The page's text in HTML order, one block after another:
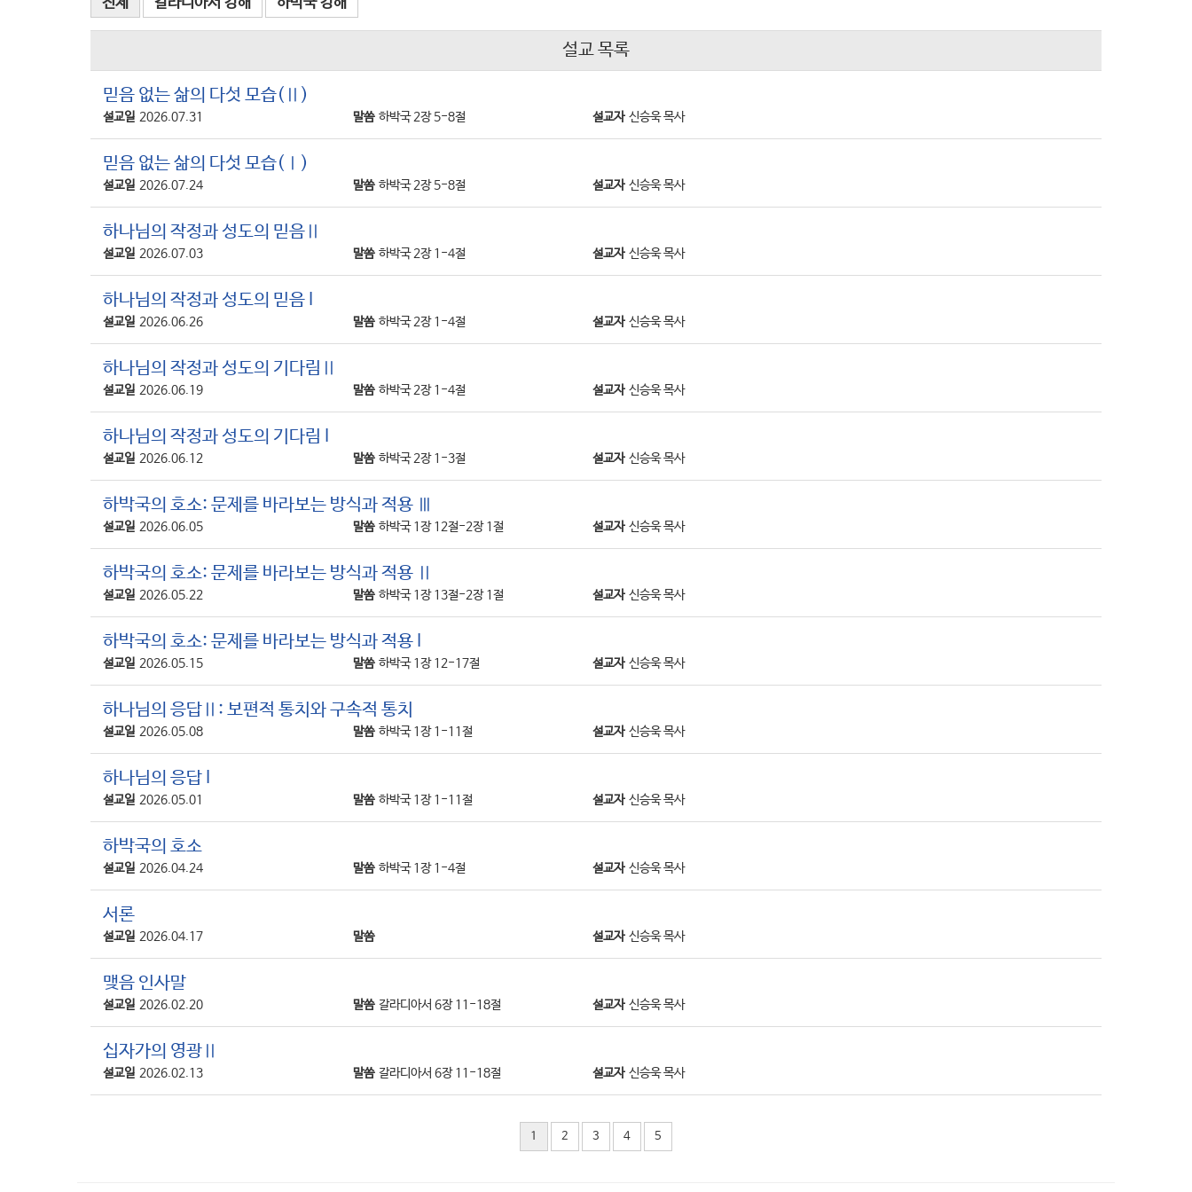
설교 목록
믿음 없는 삶의 다섯 모습(Ⅱ)
설교일 2026.07.31 말씀 하박국 2장 5-8절 설교자 신승욱 목사
믿음 없는 삶의 다섯 모습(Ⅰ)
설교일 2026.07.24 말씀 하박국 2장 5-8절 설교자 신승욱 목사
하나님의 작정과 성도의 믿음Ⅱ
설교일 2026.07.03 말씀 하박국 2장 1-4절 설교자 신승욱 목사
하나님의 작정과 성도의 믿음 I
설교일 2026.06.26 말씀 하박국 2장 1-4절 설교자 신승욱 목사
하나님의 작정과 성도의 기다림Ⅱ
설교일 2026.06.19 말씀 하박국 2장 1-4절 설교자 신승욱 목사
하나님의 작정과 성도의 기다림 I
설교일 2026.06.12 말씀 하박국 2장 1-3절 설교자 신승욱 목사
하박국의 호소: 문제를 바라보는 방식과 적용 Ⅲ
설교일 2026.06.05 말씀 하박국 1장 12절-2장 1절 설교자 신승욱 목사
하박국의 호소: 문제를 바라보는 방식과 적용 Ⅱ
설교일 2026.05.22 말씀 하박국 1장 13절-2장 1절 설교자 신승욱 목사
하박국의 호소: 문제를 바라보는 방식과 적용 I
설교일 2026.05.15 말씀 하박국 1장 12-17절 설교자 신승욱 목사
하나님의 응답Ⅱ: 보편적 통치와 구속적 통치
설교일 2026.05.08 말씀 하박국 1장 1-11절 설교자 신승욱 목사
하나님의 응답 I
설교일 2026.05.01 말씀 하박국 1장 1-11절 설교자 신승욱 목사
하박국의 호소
설교일 2026.04.24 말씀 하박국 1장 1-4절 설교자 신승욱 목사
서론
설교일 2026.04.17 말씀 설교자 신승욱 목사
맺음 인사말
설교일 2026.02.20 말씀 갈라디아서 6장 11-18절 설교자 신승욱 목사
십자가의 영광Ⅱ
설교일 2026.02.13 말씀 갈라디아서 6장 11-18절 설교자 신승욱 목사
1 2 3 4 5